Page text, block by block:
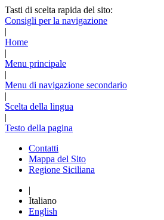
Tasti di scelta rapida del sito:
Consigli per la navigazione
|
Home
|
Menu principale
|
Menu di navigazione secondario
|
Scelta della lingua
|
Testo della pagina
Contatti
Mappa del Sito
Regione Siciliana
|
Italiano
English